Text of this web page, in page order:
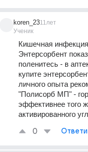
koren_23
Ученик
11лет
Кишечная
Энтерсорбент
поленитесь - в
купите
личного опыта
"Полисорб МП" -
эффективнее того
активированного
0